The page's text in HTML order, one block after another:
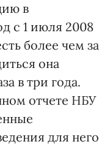
в
с 1 июля 2008
более чем за
она
в три года.
отчете НБУ
для него